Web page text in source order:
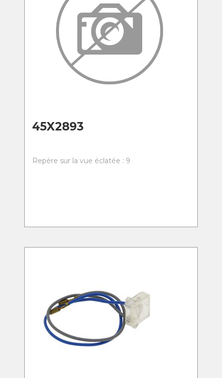
45X2893
Repère sur la vue éclatée : 9